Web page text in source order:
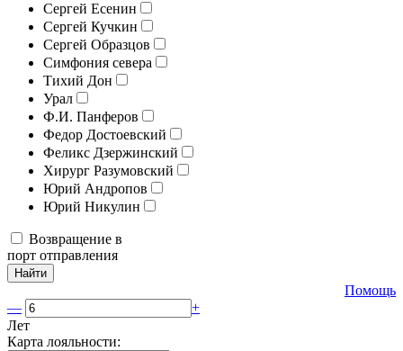
Сергей Есенин
Сергей Кучкин
Сергей Образцов
Симфония севера
Тихий Дон
Урал
Ф.И. Панферов
Федор Достоевский
Феликс Дзержинский
Хирург Разумовский
Юрий Андропов
Юрий Никулин
Возвращение в
порт отправления
Найти
Помощь
—
+
Лет
Карта лояльности: